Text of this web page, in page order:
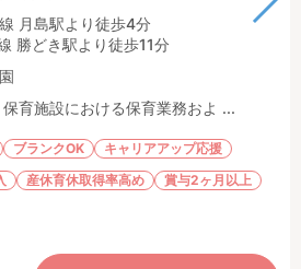
月島駅より徒歩4分
勝どき駅より徒歩11分
保育施設における保育業務およ ...
ブランクOK
キャリアアップ応援
産休育休取得率高め 賞与2ヶ月以上